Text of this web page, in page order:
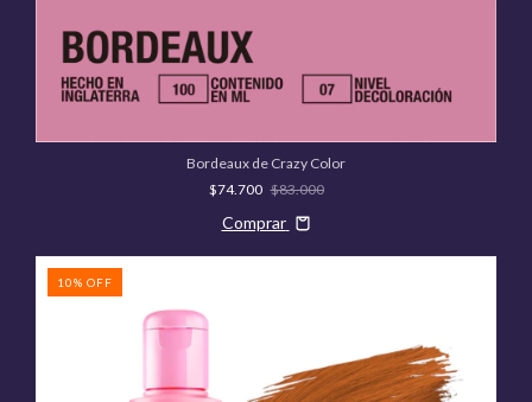
Bordeaux de Crazy Color
$74.700 $83.000
Comprar
10% OFF